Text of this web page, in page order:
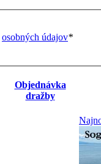
osobných údajov*
Objednávka
dražby